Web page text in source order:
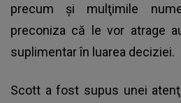
precum şi mulţimile
preconiza că le vor atrage
suplimentar în luarea deciziei.
Scott a fost supus unei